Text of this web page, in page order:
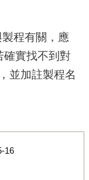
程有關，應
確實找不到對
並加註製程名
16